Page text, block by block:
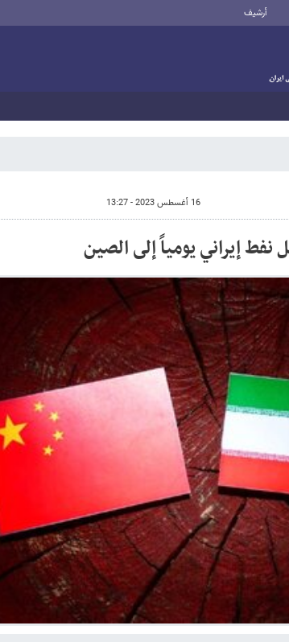
أرشيف
16 أغسطس 2023 - 13:27